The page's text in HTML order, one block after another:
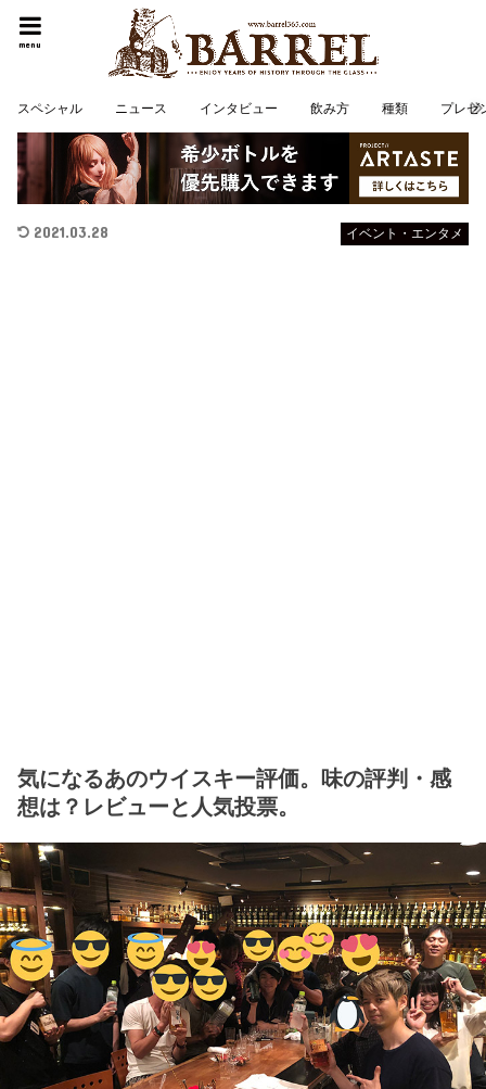
menu
スペシャル ニュース インタビュー 飲み方 種類 プレゼ
イベント・エンタメ
2021.03.28
気になるあのウイスキー評価。味の評判・感
想は？レビューと人気投票。